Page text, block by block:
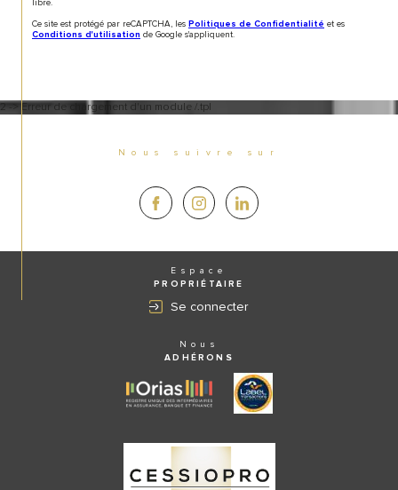
libre.
Ce site est protégé par reCAPTCHA, les Politiques de Confidentialité et es
Conditions d'utilisation de Google s'appliquent.
2 -> Erreur de chargement d'un module /.tpl
Nous suivre sur
Espace
PROPRIÉTAIRE
Se connecter
Nous
ADHÉRONS